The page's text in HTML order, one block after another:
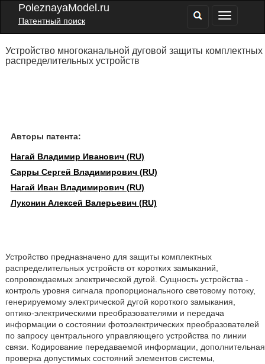
PoleznayaModel.ru
Патентный поиск
Устройство многоканальной дуговой защиты комплектных
распределительных устройств
Авторы патента:
Нагай Владимир Иванович (RU)
Сарры Сергей Владимирович (RU)
Нагай Иван Владимирович (RU)
Луконин Алексей Валерьевич (RU)
Устройство предназначено для защиты комплектных
распределительных устройств от коротких замыканий,
сопровождаемых электрической дугой. Сущность устройства -
контроль уровня сигнала пропорционального световому потоку,
генерируемому электрической дугой короткого замыкания,
оптико-электрическими преобразователями и передача
информации о состоянии фотоэлектрических преобразователей
по запросу центрального управляющего устройства по линии
связи. Кодирование передаваемой информации, дополнительная
проверка допустимых состояний элементов системы,